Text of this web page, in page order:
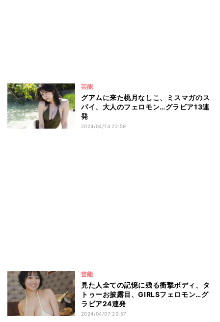
芸能
グアムに来た桃月なしこ、ミスマガのス
パイ、大人のフェロモン…グラビア13連
発
2024/04/14 22:59
芸能
見た人全ての記憶に残る衝撃ボディ、タ
トゥーお披露目、GIRLSフェロモン…グ
ラビア24連発
2024/04/07 20:57